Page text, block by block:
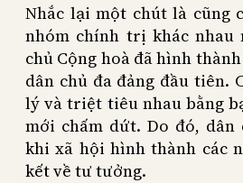
Nhắc lại một chút là cũng
nhóm chính trị khác nhau
chủ Cộng hoà đã hình
dân chủ đa đảng đầu tiên.
lý và triệt tiêu nhau bằng
mới chấm dứt. Do đó,
khi xã hội hình thành các
kết về tư tưởng.